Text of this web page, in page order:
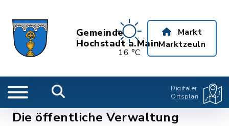
Gemeinde
Hochstadt a.Main
16 °C
Markt
Marktzeuln
Digitaler
Ortsplan
Die öffentliche Verwaltung